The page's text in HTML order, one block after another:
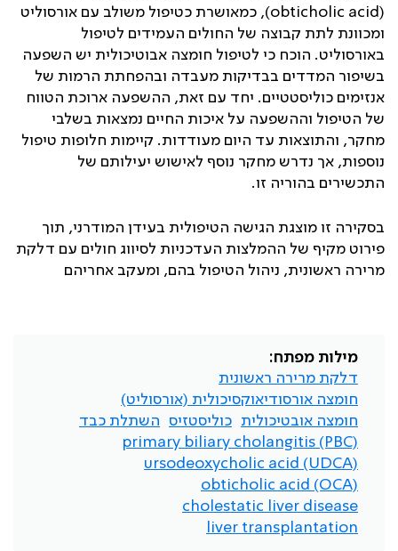
(
obticholic acid), כמאושרת כטיפול משולב עם אורסוליט
ומכוונת לתת קבוצה של החולים העמידים לטיפול
באורסוליט. הוכח כי לטיפול חומצה אבוטיכולית יש השפעה
בשיפור המדדים בבדיקות מעבדה ובהפחתת הרמות של
אנזימים כוליסטטיים. יחד עם זאת, ההשפעה ארוכת הטווח
של הטיפול וההשפעה על איכות החיים נמצאות בשלבי
מחקר, והתוצאות עד היום מעודדות. קיימות חלופות טיפול
נוספות, אך נדרש מחקר נוסף לאישוש יעילותם של
התכשירים בהוריה זו.
בסקירה זו מוצגת הגישה הטיפולית בעידן המודרני, תוך
פירוט מקיף של ההמלצות העדכניות לסיווג חולים עם דלקת
מרירה ראשונית, ניהול הטיפול בהם, ומעקב אחריהם
מילות מפתח:
דלקת מרירה ראשונית
חומצה אורסודיאוקסיכולית (אורסוליט)
חומצה אובטיכולית
כוליסטזיס
השתלת כבד
primary biliary cholangitis (PBC)
ursodeoxycholic acid (UDCA)
obticholic acid (OCA)
cholestatic liver disease
liver transplantation